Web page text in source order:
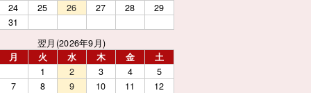
24
25 26 27 28
29
31
翌月(2026年9月)
月
火 水 木 金
土
1
2 3 4
5
7
8 9 10 11
12